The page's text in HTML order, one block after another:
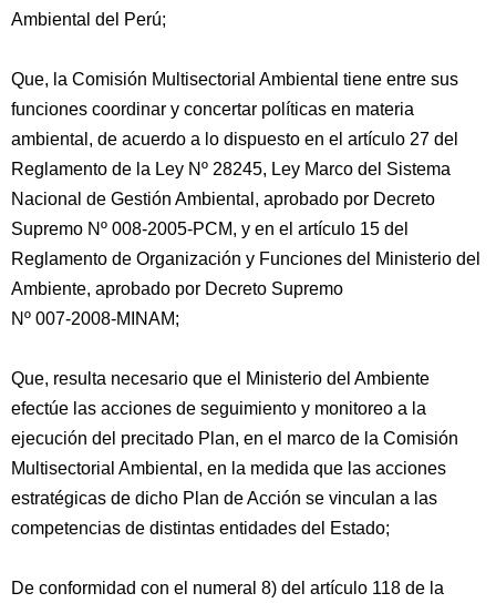
Ambiental del Perú;
Que, la Comisión Multisectorial Ambiental tiene entre sus
funciones coordinar y concertar políticas en materia
ambiental, de acuerdo a lo dispuesto en el artículo 27 del
Reglamento de la Ley Nº 28245, Ley Marco del Sistema
Nacional de Gestión Ambiental, aprobado por Decreto
Supremo Nº 008-2005-PCM, y en el artículo 15 del
Reglamento de Organización y Funciones del Ministerio del
Ambiente, aprobado por Decreto Supremo
Nº 007-2008-MINAM;
Que, resulta necesario que el Ministerio del Ambiente
efectúe las acciones de seguimiento y monitoreo a la
ejecución del precitado Plan, en el marco de la Comisión
Multisectorial Ambiental, en la medida que las acciones
estratégicas de dicho Plan de Acción se vinculan a las
competencias de distintas entidades del Estado;
De conformidad con el numeral 8) del artículo 118 de la